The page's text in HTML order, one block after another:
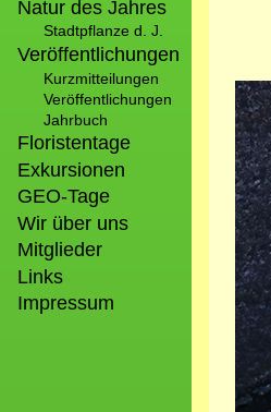
Natur des Jahres
Stadtpflanze d. J.
Veröffentlichungen
Kurzmitteilungen
Veröffentlichungen
Jahrbuch
Floristentage
Exkursionen
GEO-Tage
Wir über uns
Mitglieder
Links
Impressum
Bild